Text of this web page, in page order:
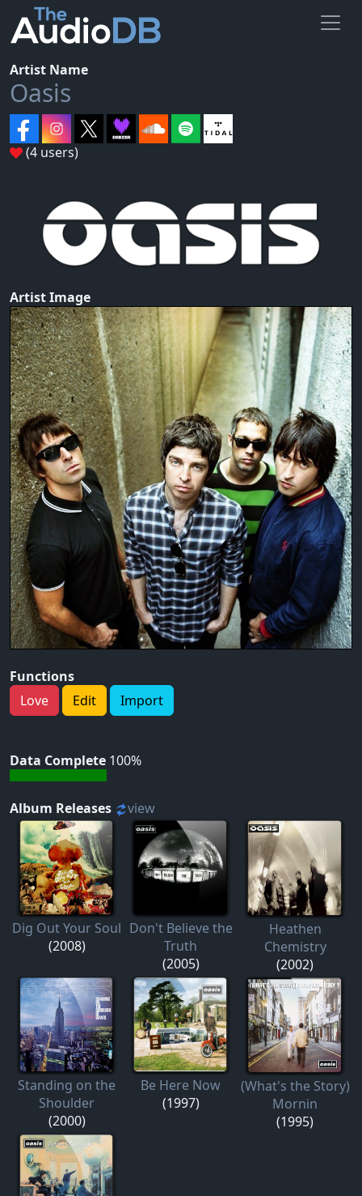
Artist Name
Oasis
(4 users)
Artist Image
Functions
Love
Edit Import
Data Complete 100%
Album Releases view
Dig Out Your Soul
(2008)
Don't Believe the
Truth
(2005)
Heathen
Chemistry
(2002)
Standing on the
Shoulder
(2000)
Be Here Now
(1997)
(What's the Story)
Mornin
(1995)